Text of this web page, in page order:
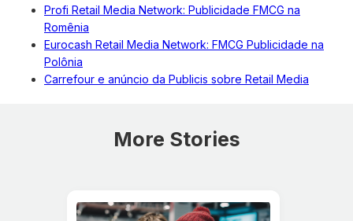
Profi Retail Media Network: Publicidade FMCG na
Romênia
Eurocash Retail Media Network: FMCG Publicidade na
Polônia
Carrefour e anúncio da Publicis sobre Retail Media
More Stories